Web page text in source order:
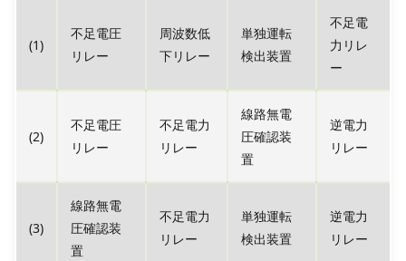
(1)
不足電圧
リレー
周波数低
下リレー
単独運転
検出装置
不足電
力リレ
ー
(2)
不足電圧
リレー
不足電力
リレー
線路無電
圧確認装
置
逆電力
リレー
(3)
線路無電
圧確認装
置
不足電力
リレー
単独運転
検出装置
逆電力
リレー